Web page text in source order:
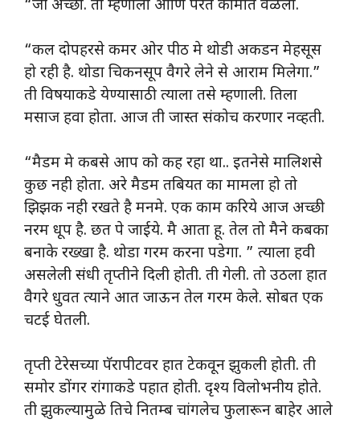
“जी अच्छा. तो म्हणाला आणि परत कामात वळला.
“कल दोपहरसे कमर ओर पीठ मे थोडी अकडन मेहसूस
हो रही है. थोडा चिकनसूप वैगरे लेने से आराम मिलेगा.”
ती विषयाकडे येण्यासाठी त्याला तसे म्हणाली. तिला
मसाज हवा होता. आज ती जास्त संकोच करणार नव्हती.
“मैडम मे कबसे आप को कह रहा था.. इतनेसे मालिशसे
कुछ नही होता. अरे मैडम तबियत का मामला हो तो
झिझक नही रखते है मनमे. एक काम करिये आज अच्छी
नरम धूप है. छत पे जाईये. मै आता हू. तेल तो मैने कबका
बनाके रख्खा है. थोडा गरम करना पडेगा. ” त्याला हवी
असलेली संधी तृप्तीने दिली होती. ती गेली. तो उठला हात
वैगरे धुवत त्याने आत जाऊन तेल गरम केले. सोबत एक
चटई घेतली.
तृप्ती टेरेसच्या पॅरापीटवर हात टेकवून झुकली होती. ती
समोर डोंगर रांगाकडे पहात होती. दृश्य विलोभनीय होते.
ती झुकल्यामुळे तिचे नितम्ब चांगलेच फुलारून बाहेर आले